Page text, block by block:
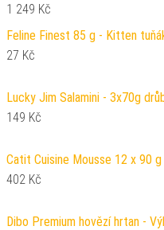
1 249 Kč
Feline Finest 85 g - Kitten
27 Kč
Lucky Jim Salamini - 3x70g
149 Kč
Catit Cuisine Mousse 12 x 90
402 Kč
Dibo Premium hovězí hrtan -